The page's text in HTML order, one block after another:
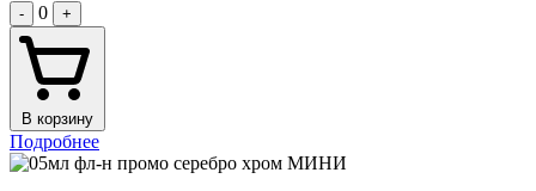
- 0 +
В корзину
Подробнее